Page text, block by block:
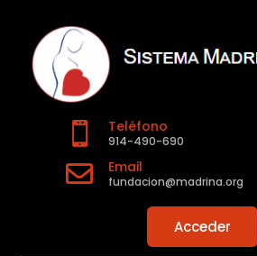
 Teléfono
914-490-690
 Email
fundacion@madrina.org
Acceder